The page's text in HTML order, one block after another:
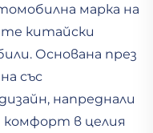
марка на
китайски
Основана през
със
напреднали
комфорт в целия